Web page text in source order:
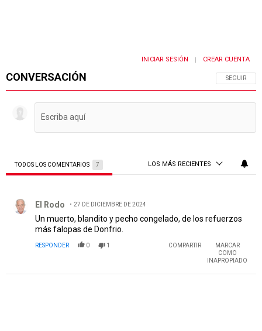
CONVERSACIÓN SIGA ESTA
SEGUIR
INICIAR SESIÓN CREAR CUENTA
TODOS LOS COMENTARIOS 7 LOS MÁS RECIENTES
El Rodo 27 DE DICIEMBRE DE 2024
Un muerto, blandito y pecho congelado, de los refuerzos
más falopas de Donfrio.
RESPONDER 0 1 COMPARTIR
MARCAR
COMO
INAPROPIADO